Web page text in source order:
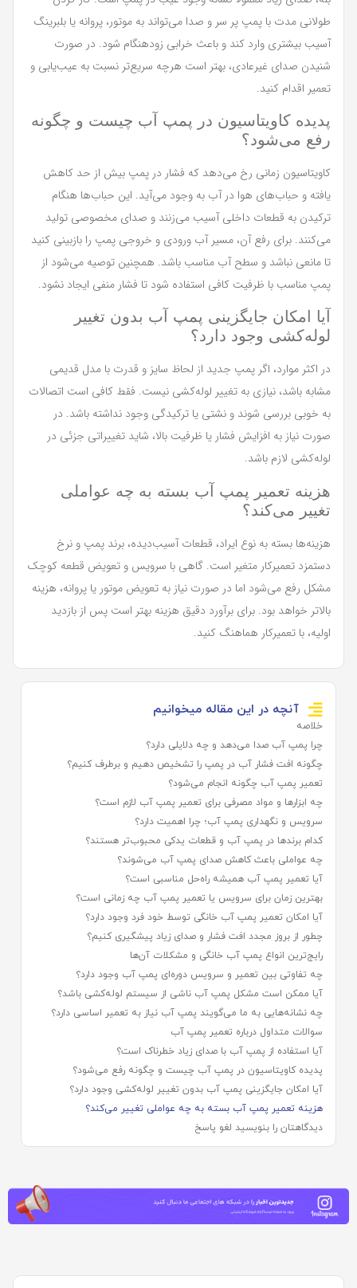
طولانی مدت با پمپ پر سر و صدا می‌تواند به موتور، پروانه یا بلبرینگ
آسیب بیشتری وارد کند و باعث خرابی زودهنگام شود. در صورت
شنیدن صدای غیرعادی، بهتر است هرچه سریع‌تر نسبت به عیب‌یابی و
تعمیر اقدام کنید.
پدیده کاویتاسیون در پمپ آب چیست و چگونه
رفع می‌شود؟
کاویتاسیون زمانی رخ می‌دهد که فشار در پمپ بیش از حد کاهش
یافته و حباب‌های هوا در آب به وجود می‌آید. این حباب‌ها هنگام
ترکیدن به قطعات داخلی آسیب می‌زنند و صدای مخصوصی تولید
می‌کنند. برای رفع آن، مسیر آب ورودی و خروجی پمپ را بازبینی کنید
تا مانعی نباشد و سطح آب مناسب باشد. همچنین توصیه می‌شود از
پمپ مناسب با ظرفیت کافی استفاده شود تا فشار منفی ایجاد نشود.
آیا امکان جایگزینی پمپ آب بدون تغییر
لوله‌کشی وجود دارد؟
در اکثر موارد، اگر پمپ جدید از لحاظ سایز و قدرت با مدل قدیمی
مشابه باشد، نیازی به تغییر لوله‌کشی نیست. فقط کافی است اتصالات
به خوبی بررسی شوند و نشتی یا ترکیدگی وجود نداشته باشد. در
صورت نیاز به افزایش فشار یا ظرفیت بالا، شاید تغییراتی جزئی در
لوله‌کشی لازم باشد.
هزینه تعمیر پمپ آب بسته به چه عواملی
تغییر می‌کند؟
هزینه‌ها بسته به نوع ایراد، قطعات آسیب‌دیده، برند پمپ و نرخ
دستمزد تعمیرکار متغیر است. گاهی با سرویس و تعویض قطعه کوچک
مشکل رفع می‌شود اما در صورت نیاز به تعویض موتور یا پروانه، هزینه
بالاتر خواهد بود. برای برآورد دقیق هزینه بهتر است پس از بازدید
اولیه، با تعمیرکار هماهنگ کنید.
آنچه در این مقاله میخوانیم
خلاصه
چرا پمپ آب صدا می‌دهد و چه دلایلی دارد؟
چگونه افت فشار آب در پمپ را تشخیص دهیم و برطرف کنیم؟
تعمیر پمپ آب چگونه انجام می‌شود؟
چه ابزارها و مواد مصرفی برای تعمیر پمپ آب لازم است؟
سرویس و نگهداری پمپ آب؛ چرا اهمیت دارد؟
کدام برندها در پمپ آب و قطعات یدکی محبوب‌تر هستند؟
چه عواملی باعث کاهش صدای پمپ آب می‌شوند؟
آیا تعمیر پمپ آب همیشه راه‌حل مناسبی است؟
بهترین زمان برای سرویس یا تعمیر پمپ آب چه زمانی است؟
آیا امکان تعمیر پمپ آب خانگی توسط خود فرد وجود دارد؟
چطور از بروز مجدد افت فشار و صدای زیاد پیشگیری کنیم؟
رایج‌ترین انواع پمپ آب خانگی و مشکلات آن‌ها
چه تفاوتی بین تعمیر و سرویس دوره‌ای پمپ آب وجود دارد؟
آیا ممکن است مشکل پمپ آب ناشی از سیستم لوله‌کشی باشد؟
چه نشانه‌هایی به ما می‌گویند پمپ آب نیاز به تعمیر اساسی دارد؟
سوالات متداول درباره تعمیر پمپ آب
آیا استفاده از پمپ آب با صدای زیاد خطرناک است؟
پدیده کاویتاسیون در پمپ آب چیست و چگونه رفع می‌شود؟
آیا امکان جایگزینی پمپ آب بدون تغییر لوله‌کشی وجود دارد؟
هزینه تعمیر پمپ آب بسته به چه عواملی تغییر می‌کند؟
دیدگاهتان را بنویسید لغو پاسخ